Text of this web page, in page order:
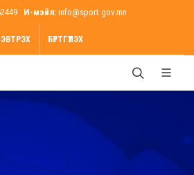
И-мэйл: info@sport.gov.mn
БҮРТГҮҮЛЭХ